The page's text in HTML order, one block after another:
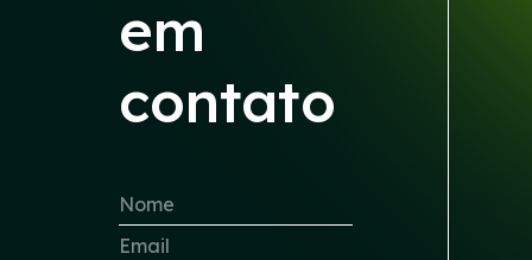
em
contato